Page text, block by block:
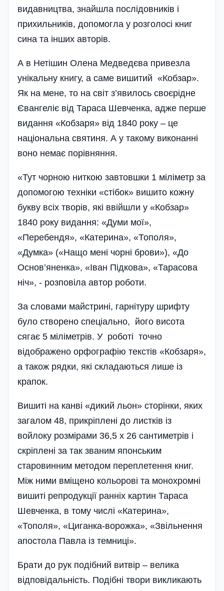
видавництва, знайшла послідовників і
прихильників, допомогла у розголосі книг
сина та інших авторів.
А в Нетішин Олена Медведєва привезла
унікальну книгу, а саме вишитий «Кобзар».
Як на мене, то на світ з’явилось своєрідне
Євангеліє від Тараса Шевченка, адже перше
видання «Кобзаря» від 1840 року – це
національна святиня. А у такому виконанні
воно немає порівняння.
«Тут чорною ниткою завтовшки 1 міліметр за
допомогою техніки «стібок» вишито кожну
букву всіх творів, які ввійшли у «Кобзар»
1840 року видання: «Думи мої»,
«Перебендя», «Катерина», «Тополя»,
«Думка» («Нащо мені чорні брови»), «До
Основ’яненка», «Іван Підкова», «Тарасова
ніч», - розповіла автор роботи.
За словами майстрині, гарнітуру шрифту
було створено спеціально, його висота
сягає 5 міліметрів. У роботі точно
відображено орфографію текстів «Кобзаря»,
а також рядки, які складаються лише із
крапок.
Вишиті на канві «дикий льон» сторінки, яких
загалом 48, прикріплені до листків із
войлоку розмі­рами 36,5 х 26 сантиметрів і
скрі­плені за так званим японським
старовинним методом переплетення книг.
Між ними вміщено кольорові та монохромні
вишиті репродукції ранніх картин Тараса
Шевченка, в тому числі «Катерина»,
«Тополя», «Циганка-ворожка», «Звільнення
апостола Павла із темниці».
Брати до рук подібний витвір – велика
відповідальність. Подібні твори викликають